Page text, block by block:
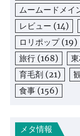
ムームードメイ
レビュー (14)
ロリポップ(19)
旅行 (168)
育毛剤 (21)
食事 (156)
メタ情報